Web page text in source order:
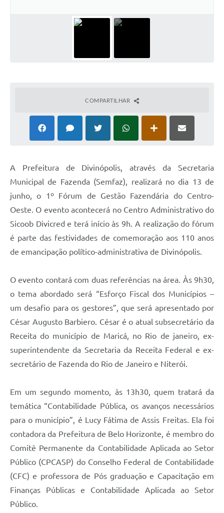
COMPARTILHAR
A Prefeitura de Divinópolis, através da Secretaria
Municipal de Fazenda (Semfaz), realizará no dia 13 de
junho, o 1º Fórum de Gestão Fazendária do Centro-
Oeste. O evento acontecerá no Centro Administrativo do
Sicoob Divicred e terá início às 9h. A realização do fórum
é parte das festividades de comemoração aos 110 anos
de emancipação político-administrativa de Divinópolis.
O evento contará com duas referências na área. Às 9h30,
o tema abordado será “Esforço Fiscal dos Municípios –
um desafio para os gestores”, que será apresentado por
César Augusto Barbiero. César é o atual subsecretário da
Receita do município de Maricá, no Rio de janeiro, ex-
superintendente da Secretaria da Receita Federal e ex-
secretário de Fazenda do Rio de Janeiro e Niterói.
Em um segundo momento, às 13h30, quem tratará da
temática “Contabilidade Pública, os avanços necessários
para o município”, é Lucy Fátima de Assis Freitas. Ela foi
contadora da Prefeitura de Belo Horizonte, é membro do
Comitê Permanente da Contabilidade Aplicada ao Setor
Público (CPCASP) do Conselho Federal de Contabilidade
(CFC) e professora de Pós graduação e Capacitação em
Finanças Públicas e Contabilidade Aplicada ao Setor
Público.